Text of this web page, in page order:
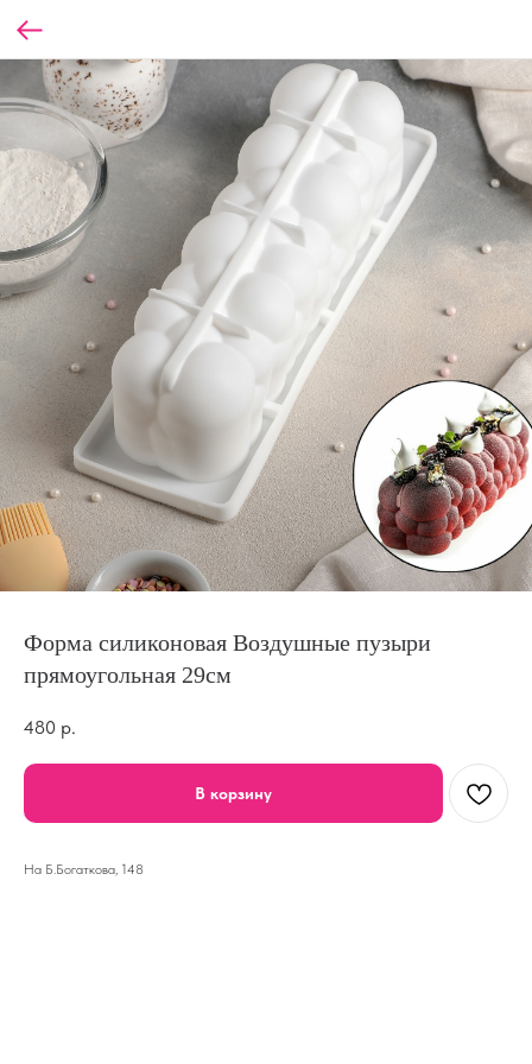
Форма силиконовая Воздушные пузыри
прямоугольная 29см
480 р.
В корзину
На Б.Богаткова, 148